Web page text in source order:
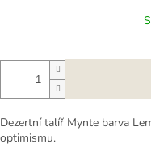
Dezertní talíř Mynte barva
optimismu.